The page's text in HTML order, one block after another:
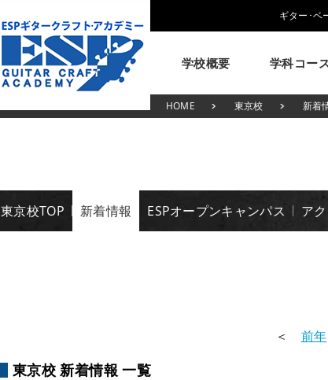
ギター･ベ
学校概要
学校概要
学科コー
学科コース
入学案内
学費
就職進路指導
ESPについて
GCAの
HOME 東京校 新着
東京校TOP 新着情報 ESPオープンキャンパス ア
＜ 前年
東京校 新着情報 一覧